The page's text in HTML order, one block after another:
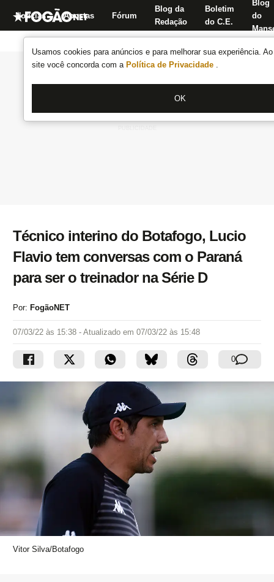
Usamos cookies para anúncios e para melhorar sua experiência.
site você concorda com a Política de Privacidade .
OK
Notícias Apostas Fórum
Blog da
Redação
Boletim
do C.E.
Blog
do
Técnico interino do Botafogo, Lucio
Flavio tem conversas com o Paraná
para ser o treinador na Série D
Por: FogãoNET
07/03/22 às 15:38 - Atualizado em 07/03/22 às 15:48
0
Vitor Silva/Botafogo